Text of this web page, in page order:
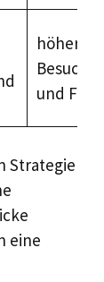
höhere
und
Strategie
eine